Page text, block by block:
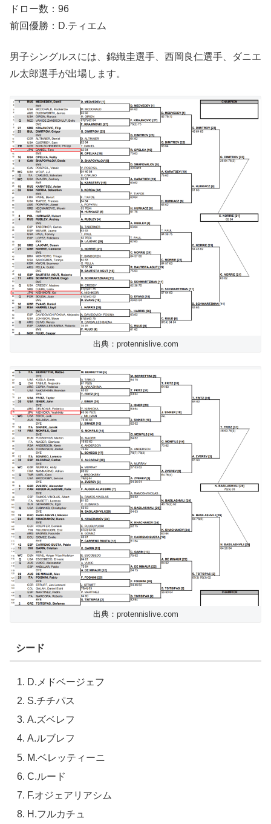
ドロー数：96
前回優勝：D.ティエム
男子シングルスには、錦織圭選手、西岡良仁選手、ダニエ
ル太郎選手が出場します。
出典：protennislive.com
出典：protennislive.com
シード
D.メドベージェフ
S.チチパス
A.ズベレフ
A.ルブレフ
M.ベレッティーニ
C.ルード
F.オジェアリアシム
H.フルカチュ